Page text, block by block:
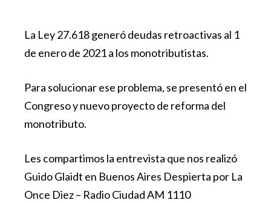
La Ley 27.618 generó deudas retroactivas al 1
de enero de 2021 a los monotributistas.
Para solucionar ese problema, se presentó en el
Congreso y nuevo proyecto de reforma del
monotributo.
Les compartimos la entrevista que nos realizó
Guido Glaidt en Buenos Aires Despierta por La
Once Diez – Radio Ciudad AM 1110